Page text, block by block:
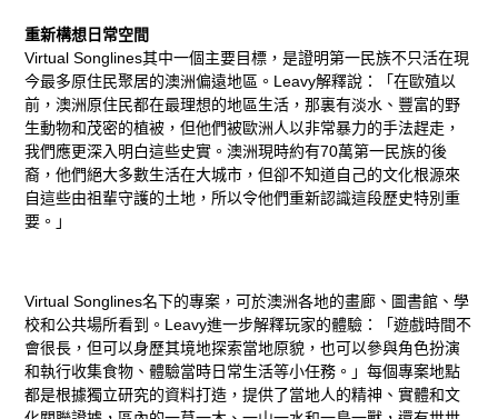
重新構想日常空間
Virtual Songlines其中一個主要目標，是證明第一民族不只活在現
今最多原住民聚居的澳洲偏遠地區。Leavy解釋說：「在歐殖以
前，澳洲原住民都在最理想的地區生活，那裏有淡水、豐富的野
生動物和茂密的植被，但他們被歐洲人以非常暴力的手法趕走，
我們應更深入明白這些史實。澳洲現時約有70萬第一民族的後
裔，他們絕大多數生活在大城市，但卻不知道自己的文化根源來
自這些由祖輩守護的土地，所以令他們重新認識這段歷史特別重
要。」
Virtual Songlines名下的專案，可於澳洲各地的畫廊、圖書館、學
校和公共場所看到。Leavy進一步解釋玩家的體驗：「遊戲時間不
會很長，但可以身歷其境地探索當地原貌，也可以參與角色扮演
和執行收集食物、體驗當時日常生活等小任務。」每個專案地點
都是根據獨立研究的資料打造，提供了當地人的精神、實體和文